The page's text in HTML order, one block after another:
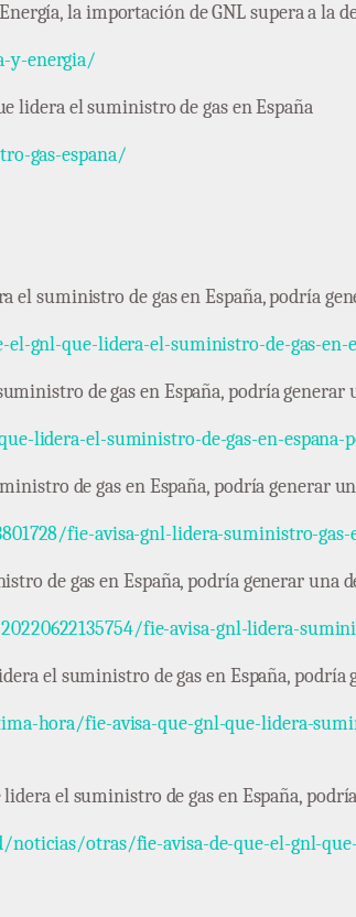
la importación de GNL supera a la
y-energia/
lidera el suministro de gas en España
gas-espana/
el suministro de gas en España, podría
gnl-que-lidera-el-suministro-de-gas-en-
de gas en España, podría generar
lidera-el-suministro-de-gas-en-espana-
de gas en España, podría generar
fie-avisa-gnl-lidera-suministro-gas-
de gas en España, podría generar una
fie-avisa-gnl-lidera-
el suministro de gas en España,
fie-avisa-que-gnl-que-lidera-
el suministro de gas en España,
otras/fie-avisa-de-que-el-gnl-